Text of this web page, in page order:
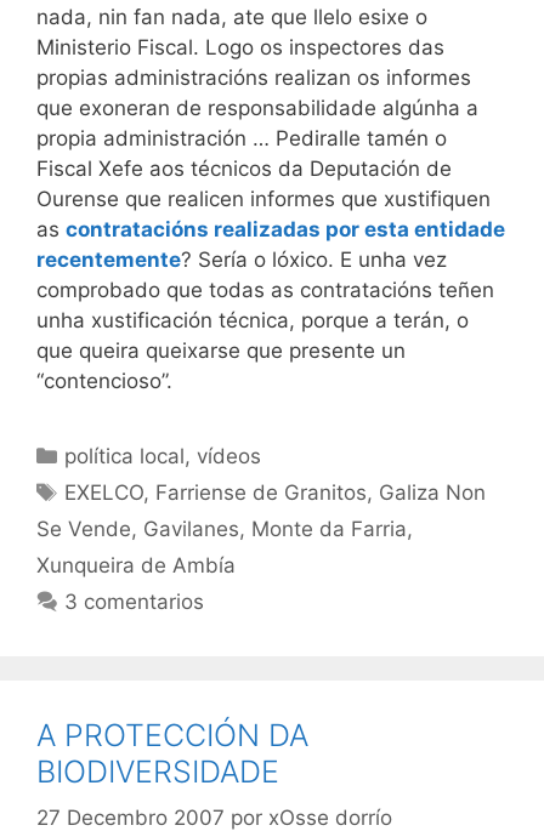
nada, nin fan nada, ate que llelo esixe o
Ministerio Fiscal. Logo os inspectores das
propias administracións realizan os informes
que exoneran de responsabilidade algúnha a
propia administración … Pediralle tamén o
Fiscal Xefe aos técnicos da Deputación de
Ourense que realicen informes que xustifiquen
as contratacións realizadas por esta entidade
recentemente? Sería o lóxico. E unha vez
comprobado que todas as contratacións teñen
unha xustificación técnica, porque a terán, o
que queira queixarse que presente un
“contencioso”.
Categorías
política local, vídeos
Etiquetas
EXELCO, Farriense de Granitos, Galiza Non
Se Vende, Gavilanes, Monte da Farria,
Xunqueira de Ambía
3 comentarios
A PROTECCIÓN DA
BIODIVERSIDADE
27 Decembro 2007 por xOsse dorrío